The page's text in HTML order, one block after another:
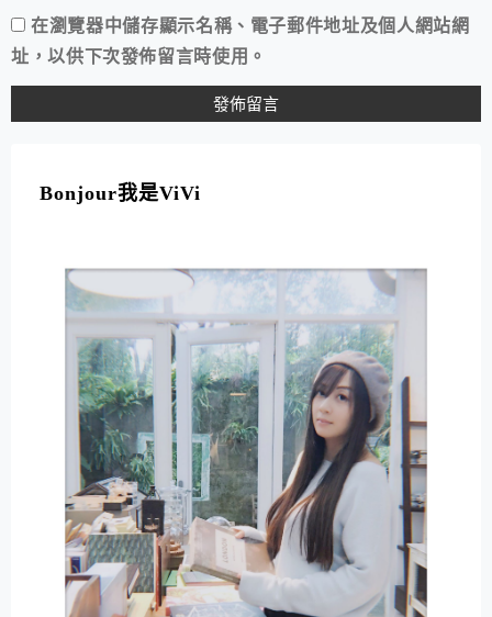
在瀏覽器中儲存顯示名稱、電子郵件地址及個人網站網
址，以供下次發佈留言時使用。
Bonjour我是ViVi